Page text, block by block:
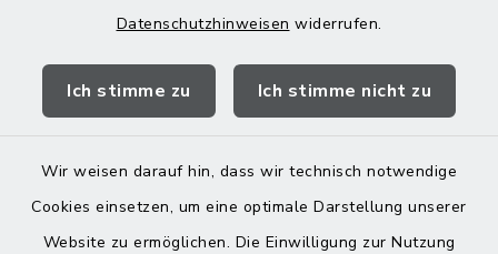
Datenschutzhinweisen widerrufen.
Ich stimme zu Ich stimme nicht zu
Wir weisen darauf hin, dass wir technisch notwendige
Cookies einsetzen, um eine optimale Darstellung unserer
Website zu ermöglichen. Die Einwilligung zur Nutzung
Landratsamt Mühldorf